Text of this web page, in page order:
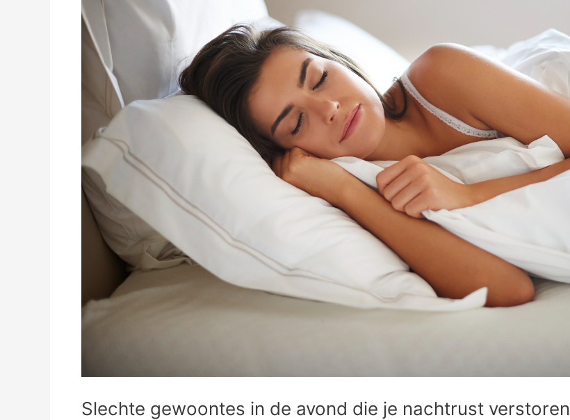
Slechte gewoontes in de avond die je nachtrust verstoren